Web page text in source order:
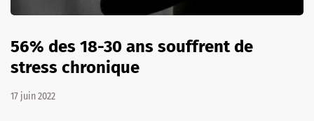
56% des 18-30 ans souffrent de
stress chronique
17 juin 2022